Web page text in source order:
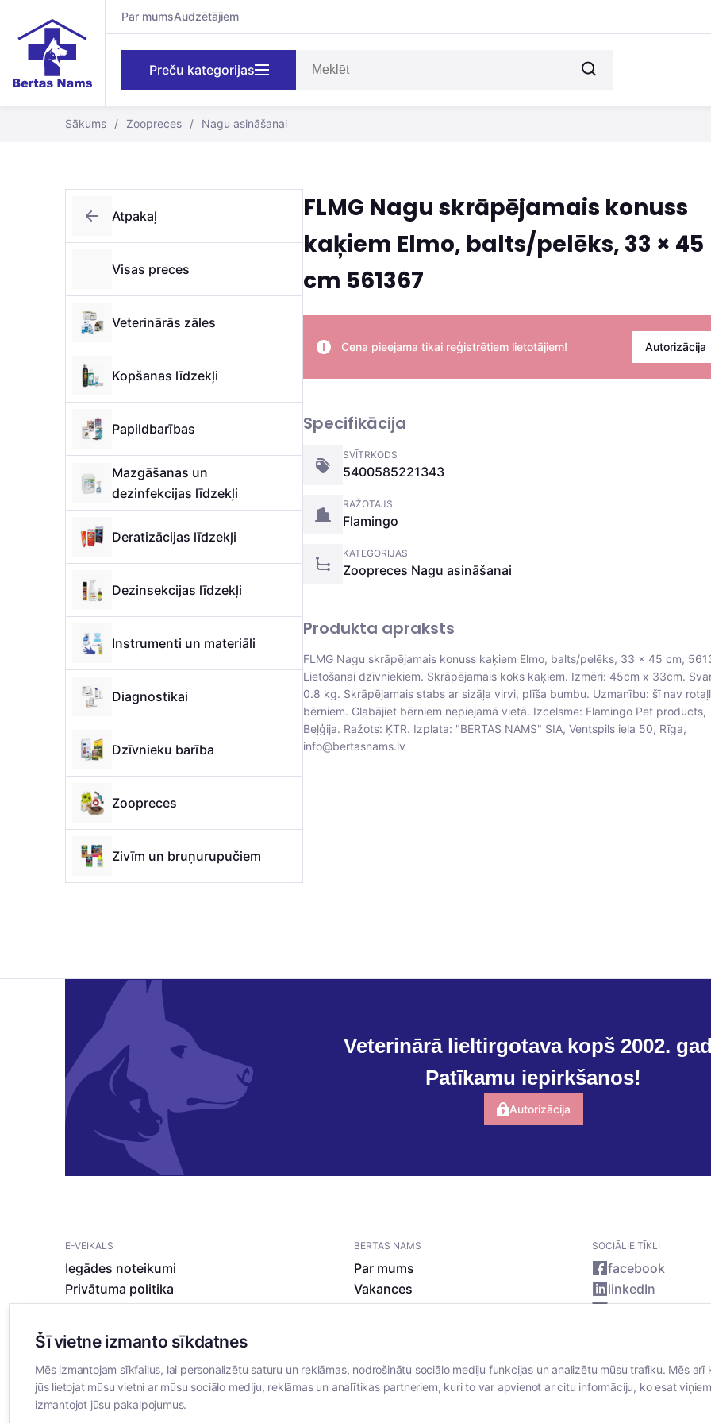
Par mumsAudzētājiem
Preču kategorijas
Sākums / Zoopreces / Nagu asināšanai
Atpakaļ
Visas preces
Veterinārās zāles
Kopšanas līdzekļi
Papildbarības
Mazgāšanas un
dezinfekcijas līdzekļi
Deratizācijas līdzekļi
Dezinsekcijas līdzekļi
Instrumenti un materiāli
Diagnostikai
Dzīvnieku barība
Zoopreces
Zivīm un bruņurupučiem
FLMG Nagu skrāpējamais konuss
kaķiem Elmo, balts/pelēks, 33 × 45
cm 561367
Cena pieejama tikai reģistrētiem lietotājiem! Autorizācija
Specifikācija
SVĪTRKODS
5400585221343
RAŽOTĀJS
Flamingo
KATEGORIJAS
Zoopreces Nagu asināšanai
Produkta apraksts
FLMG Nagu skrāpējamais konuss kaķiem Elmo, balts/pelēks, 33 × 45 cm,
Lietošanai dzīvniekiem. Skrāpējamais koks kaķiem. Izmēri: 45cm x 33cm.
0.8 kg. Skrāpējamais stabs ar sizāļa virvi, plīša bumbu. Uzmanību: šī nav
bērniem. Glabājiet bērniem nepiejamā vietā. Izcelsme: Flamingo Pet products,
Beļģija. Ražots: ĶTR. Izplata: "BERTAS NAMS" SIA, Ventspils iela 50, Rīga,
info@bertasnams.lv
Veterinārā lieltirgotava kopš 2002.
Patīkamu iepirkšanos!
Autorizācija
E-VEIKALS
Iegādes noteikumi
Privātuma politika
BERTAS NAMS
Par mums
Vakances
SOCIĀLIE TĪKLI
facebook
linkedIn
Šī vietne izmanto sīkdatnes
Mēs izmantojam sīkfailus, lai personalizētu saturu un reklāmas, nodrošinātu sociālo mediju funkcijas un analizētu mūsu trafiku. Mēs
jūs lietojat mūsu vietni ar mūsu sociālo mediju, reklāmas un analītikas partneriem, kuri to var apvienot ar citu informāciju, ko esat
izmantojot jūsu pakalpojumus.